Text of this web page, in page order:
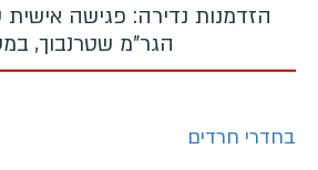
הזדמנות נדירה: פגישה
הגר"מ שטרנבוך,
בחדרי חרדים